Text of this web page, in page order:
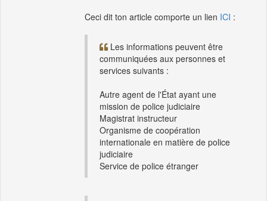
Ceci dit ton article comporte un lien ICI :
Les informations peuvent être
communiquées aux personnes et
services suivants :
Autre agent de l'État ayant une
mission de police judiciaire
Magistrat instructeur
Organisme de coopération
internationale en matière de police
judiciaire
Service de police étranger